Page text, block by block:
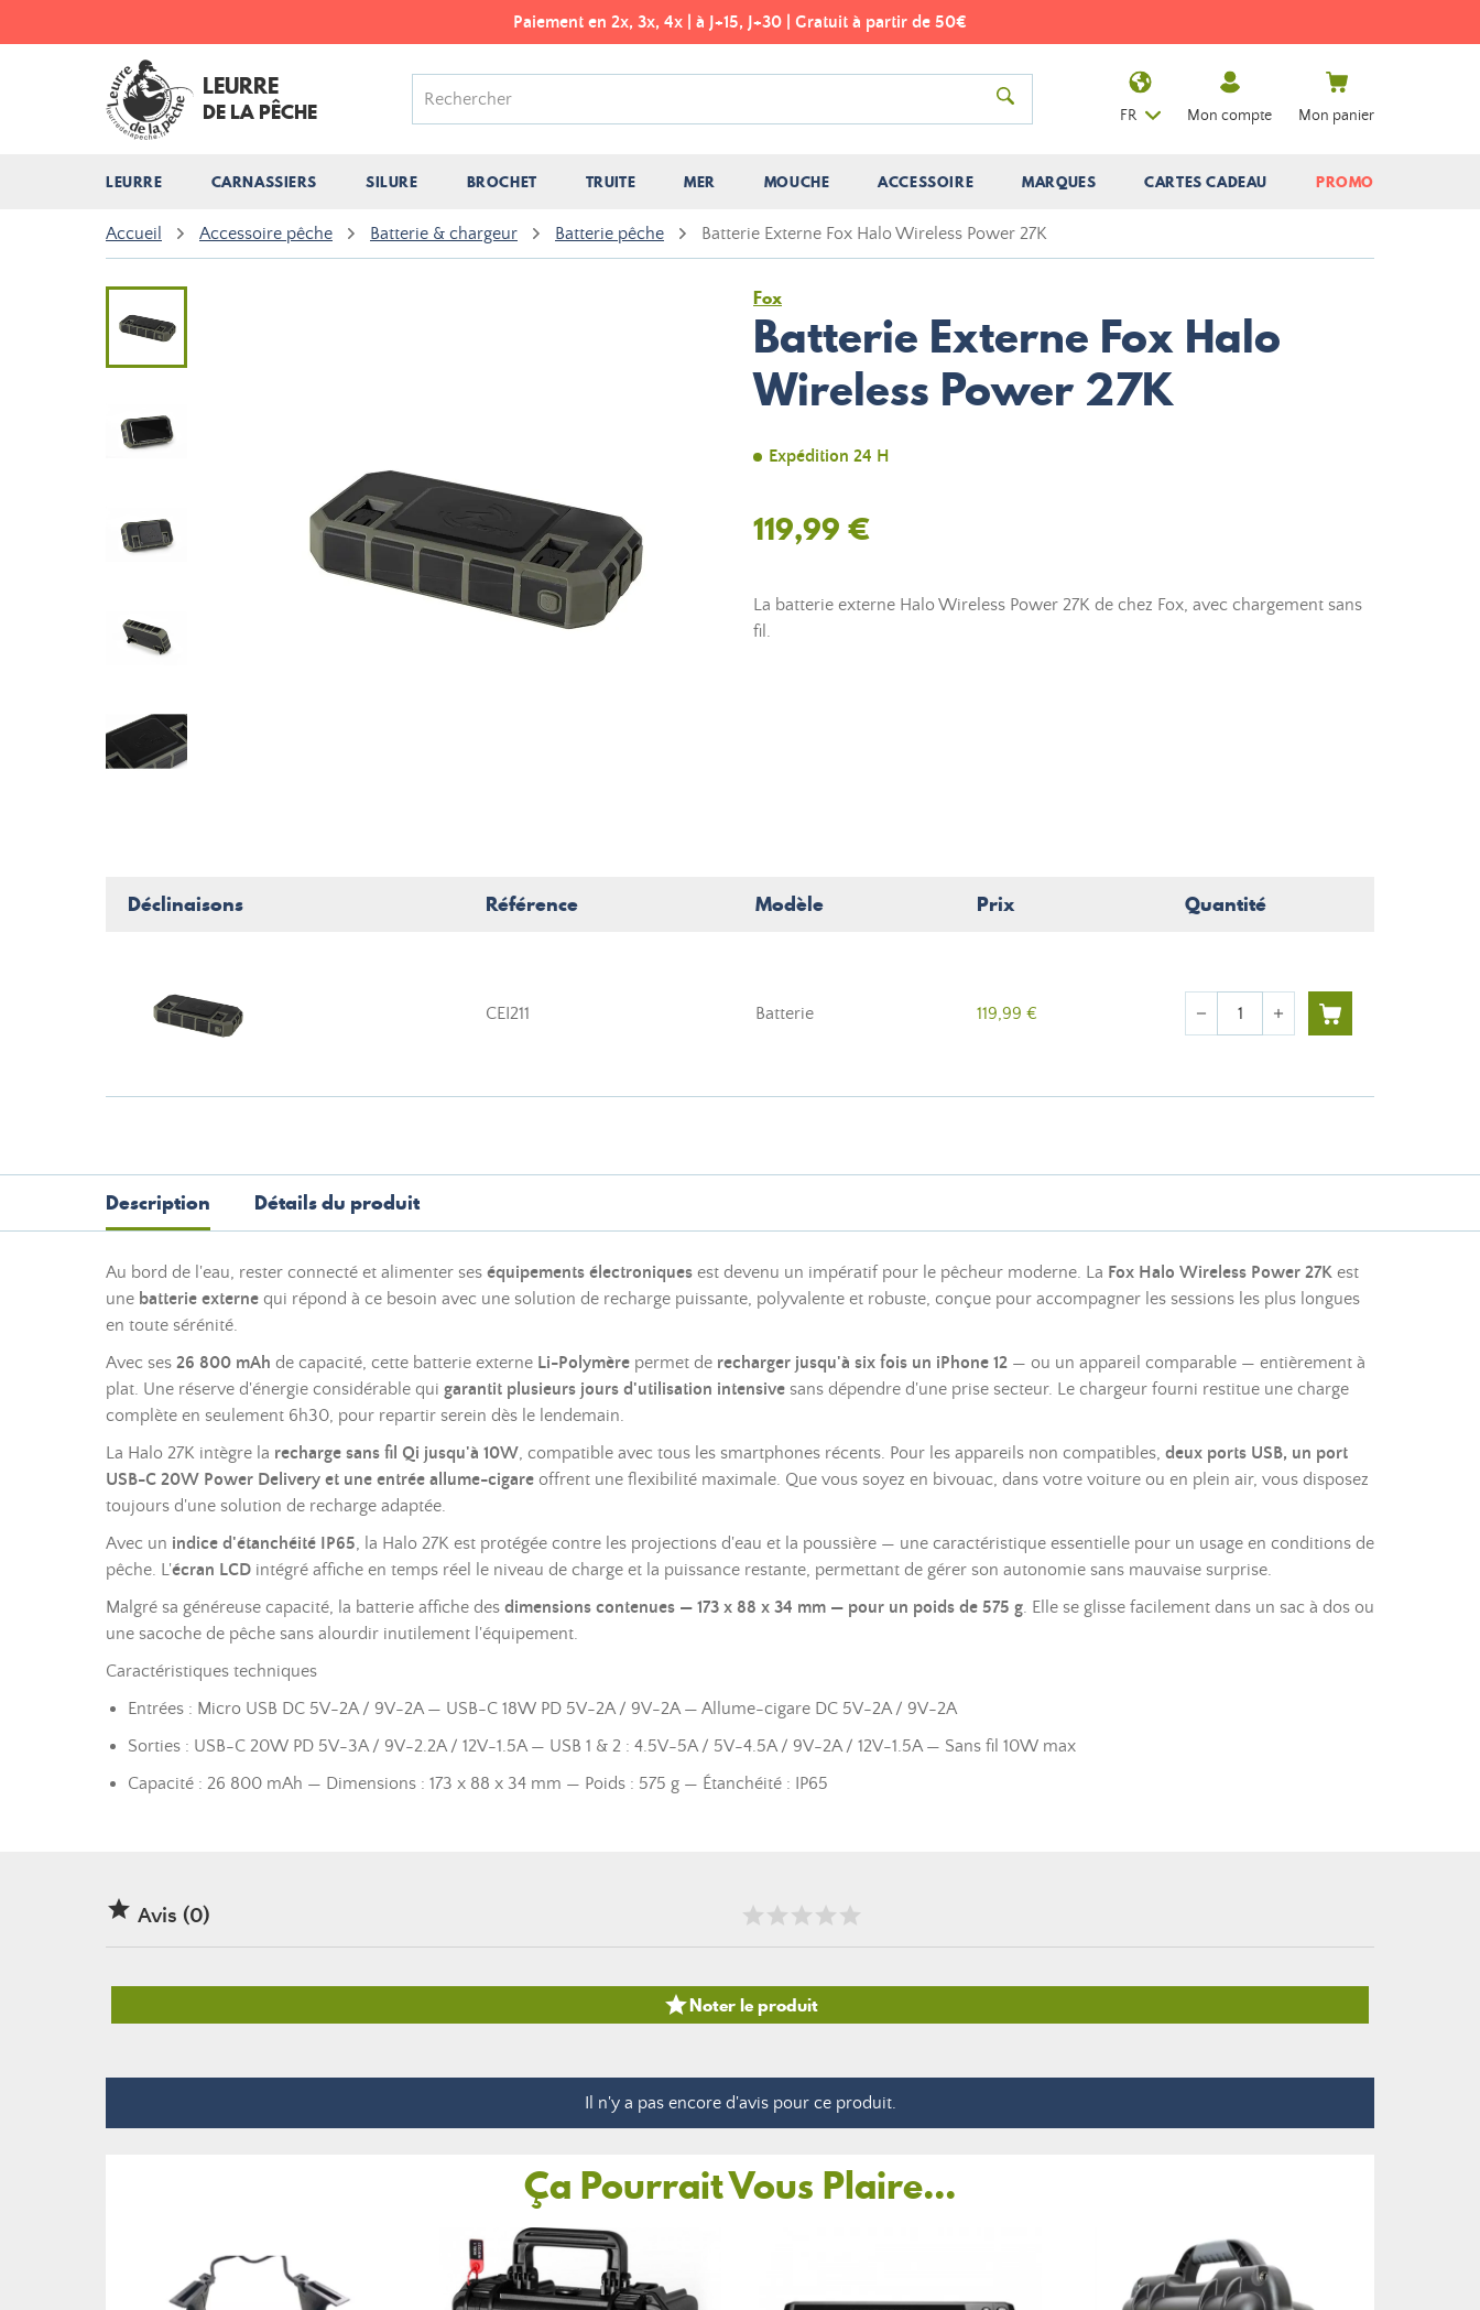
Paiement en 2x, 3x, 4x | à J+15, J+30 | Gratuit à partir de 50€
LEURRE
DE LA PÊCHE
LEURRE CARNASSIERS SILURE BROCHET TRUITE MER MOUCHE ACCESSOIRE MARQUES CARTES CADEAU PROMO
FR Mon compte Mon panier
Accueil Accessoire pêche Batterie & chargeur Batterie pêche Batterie Externe Fox Halo Wireless Power 27K
Fox
Batterie Externe Fox Halo
Wireless Power 27K
Expédition 24 H
119,99 €
La batterie externe Halo Wireless Power 27K de chez Fox, avec chargement sans
fil.
Déclinaisons Référence Modèle Prix Quantité
CEI211 Batterie 119,99 € Quantité
remove add
Description Détails du produit
Au bord de l'eau, rester connecté et alimenter ses équipements électroniques est devenu un impératif pour le pêcheur moderne. La Fox Halo Wireless Power 27K est
une batterie externe qui répond à ce besoin avec une solution de recharge puissante, polyvalente et robuste, conçue pour accompagner les sessions les plus longues
en toute sérénité.
Avec ses 26 800 mAh de capacité, cette batterie externe Li-Polymère permet de recharger jusqu'à six fois un iPhone 12 — ou un appareil comparable — entièrement à
plat. Une réserve d'énergie considérable qui garantit plusieurs jours d'utilisation intensive sans dépendre d'une prise secteur. Le chargeur fourni restitue une charge
complète en seulement 6h30, pour repartir serein dès le lendemain.
La Halo 27K intègre la recharge sans fil Qi jusqu'à 10W, compatible avec tous les smartphones récents. Pour les appareils non compatibles, deux ports USB, un port
USB-C 20W Power Delivery et une entrée allume-cigare offrent une flexibilité maximale. Que vous soyez en bivouac, dans votre voiture ou en plein air, vous disposez
toujours d'une solution de recharge adaptée.
Avec un indice d'étanchéité IP65, la Halo 27K est protégée contre les projections d'eau et la poussière — une caractéristique essentielle pour un usage en conditions de
pêche. L'écran LCD intégré affiche en temps réel le niveau de charge et la puissance restante, permettant de gérer son autonomie sans mauvaise surprise.
Malgré sa généreuse capacité, la batterie affiche des dimensions contenues — 173 x 88 x 34 mm — pour un poids de 575 g. Elle se glisse facilement dans un sac à dos ou
une sacoche de pêche sans alourdir inutilement l'équipement.
Caractéristiques techniques
Entrées : Micro USB DC 5V-2A / 9V-2A — USB-C 18W PD 5V-2A / 9V-2A — Allume-cigare DC 5V-2A / 9V-2A
Sorties : USB-C 20W PD 5V-3A / 9V-2.2A / 12V-1.5A — USB 1 & 2 : 4.5V-5A / 5V-4.5A / 9V-2A / 12V-1.5A — Sans fil 10W max
Capacité : 26 800 mAh — Dimensions : 173 x 88 x 34 mm — Poids : 575 g — Étanchéité : IP65
 Avis (0)
Noter le produit
Il n'y a pas encore d'avis pour ce produit.
Ça Pourrait Vous Plaire...